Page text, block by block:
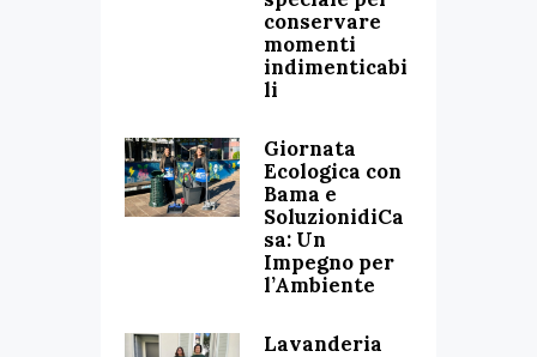
conservare
momenti
indimenticabi
li
Giornata
Ecologica con
Bama e
SoluzionidiCa
sa: Un
Impegno per
l’Ambiente
Lavanderia